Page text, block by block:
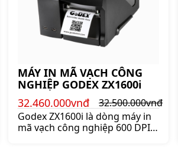
MÁY IN MÃ VẠCH CÔNG
NGHIỆP GODEX ZX1600i
32.460.000vnđ
32.500.000vnđ
Godex ZX1600i là dòng máy in
mã vạch công nghiệp 600 DPI